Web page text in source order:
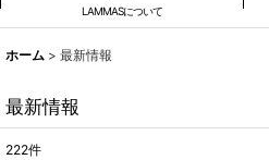
LAMMASについて
ホーム > 最新情報
最新情報
222件